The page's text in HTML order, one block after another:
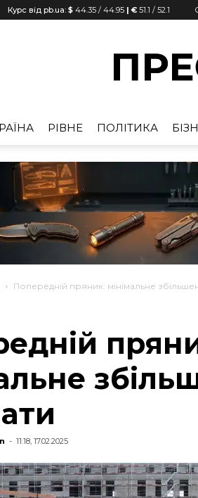
Курс від pb.ua: $ 44.35 / 44.95 | € 51.1 / 52.1
РІВНЕ ПОЛІТИКА
Попередній пряник: мінімальне
- 11:18, 17.02.2025